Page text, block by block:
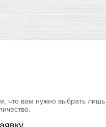
что вам нужно выбрать лишь